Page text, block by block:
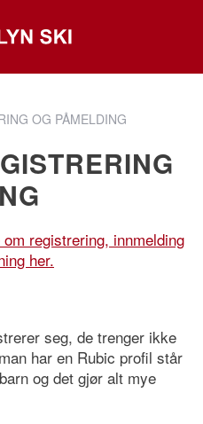
OG PÅMELDING
registrering, innmelding
her.
seg, de trenger ikke
har en Rubic profil står
og det gjør alt mye